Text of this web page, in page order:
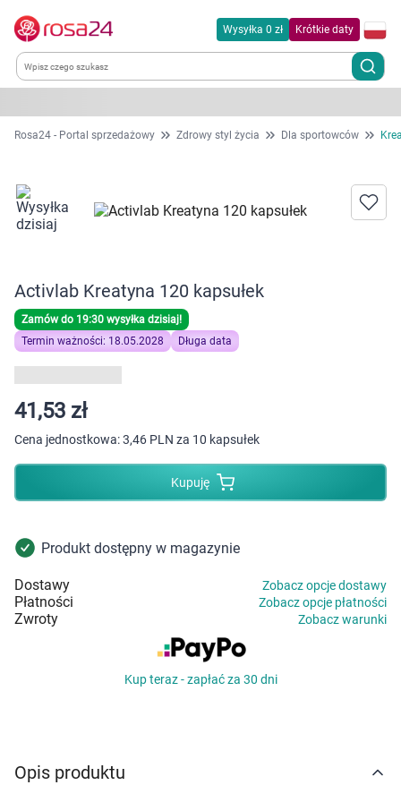
Wysyłka 0 zł Krótkie daty
Kategorie
Dla zwierząt
Zdrowie
Kobieta w ciąży i mama
Dziecko
Higiena
Kosmetyki
Mężczyzna
Zdrowy styl życia
Sprzęt medyczny
Grupy produktowe
Rosa24 - Portal sprzedażowy Zdrowy styl życia Dla sportowców
Activlab Kreatyna 120 kapsułek
Zamów do 19:30 wysyłka dzisiaj!
Termin ważności: 18.05.2028
Długa data
41,53 zł
Cena jednostkowa:3,46 PLN za 10 kapsułek
Kupuję
Produkt dostępny w magazynie
Dostawy Zobacz opcje dostawy
Płatności Zobacz opcje płatności
Zwroty Zobacz warunki
Kup teraz - zapłać za 30 dni
Opis produktu